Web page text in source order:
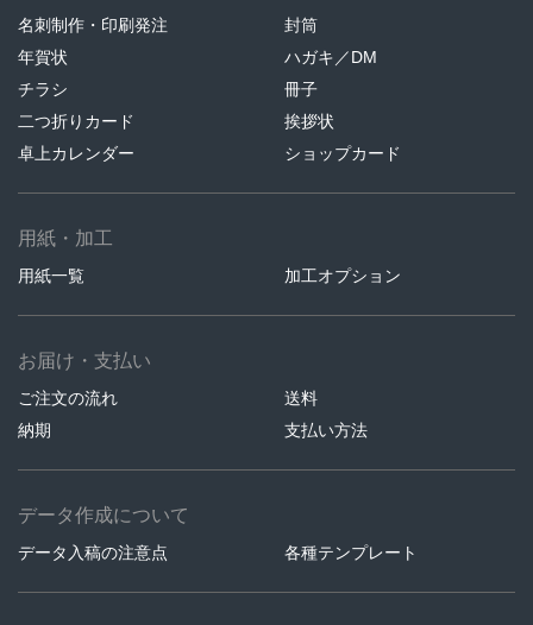
名刺制作・印刷発注
封筒
年賀状
ハガキ／DM
チラシ
冊子
二つ折りカード
挨拶状
卓上カレンダー
ショップカード
用紙・加工
用紙一覧 加工オプション
お届け・支払い
ご注文の流れ
送料
納期
支払い方法
データ作成について
データ入稿の注意点 各種テンプレート